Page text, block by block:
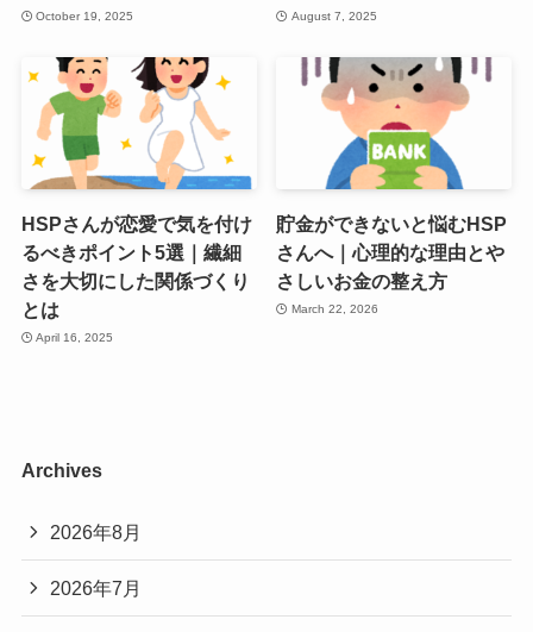
October 19, 2025 August 7, 2025
HSPさんが恋愛で気を付け
るべきポイント5選｜繊細
さを大切にした関係づくり
とは
April 16, 2025
貯金ができないと悩むHSP
さんへ｜心理的な理由とや
さしいお金の整え方
March 22, 2026
Archives
2026年8月
2026年7月